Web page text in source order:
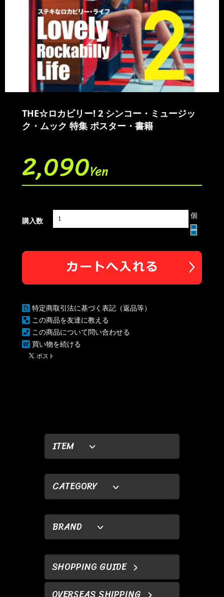
ITEM
CATEGORY
BRAND
SHOPPING GUIDE
THE☆ロカビリー! 2 シンコー・ミュージッ
ク・ムック 特集 ポスター・書籍
2,090Yen
購入数
個
特定商取引法に基づく表記（返品等）
この商品を友達に教える
この商品について問い合わせる
買い物を続ける